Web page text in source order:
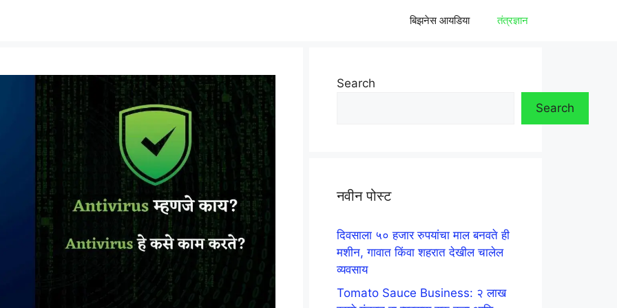
बिझनेस आयडिया तंत्रज्ञान
Search
Search
नवीन पोस्ट
दिवसाला ५० हजार रुपयांचा माल बनवते ही
मशीन, गावात किंवा शहरात देखील चालेल
व्यवसाय
Tomato Sauce Business: २ लाख